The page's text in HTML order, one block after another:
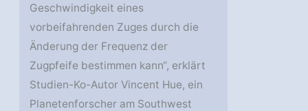
Geschwindigkeit eines
vorbeifahrenden Zuges durch die
Änderung der Frequenz der
Zugpfeife bestimmen kann“, erklärt
Studien-Ko-Autor Vincent Hue, ein
Planetenforscher am Southwest